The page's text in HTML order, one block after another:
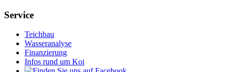
Service
Teichbau
Wasseranalyse
Finanzierung
Infos rund um Koi